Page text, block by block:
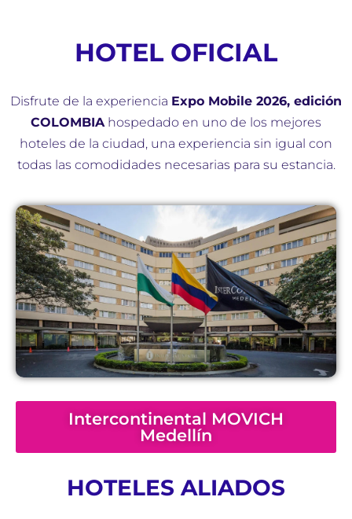
HOTEL OFICIAL
Disfrute de la experiencia Expo Mobile 2026, edición
COLOMBIAhospedado en uno de los mejores
hoteles de la ciudad, una experiencia sin igual con
todas las comodidades necesarias para su estancia.
Intercontinental MOVICH
Medellín
HOTELES ALIADOS